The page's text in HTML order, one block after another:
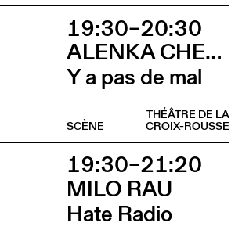
19:30–20:30
ALENKA CHENUZ & AMÉLIE VIDON
Y a pas de mal
THÉÂTRE DE LA
CROIX-ROUSSE
SCÈNE
19:30–21:20
MILO RAU
Hate Radio